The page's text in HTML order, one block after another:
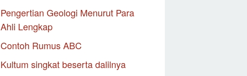
Pengertian Geologi Menurut Para
Ahli Lengkap
Contoh Rumus ABC
Kultum singkat beserta dalilnya